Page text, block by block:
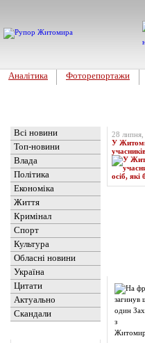
Аналітика Фоторепортажи
Всі новини
Топ-новини
Влада
Політика
Економіка
Життя
Кримінал
Спорт
Культура
Обласні новини
Україна
Цитати
Актуально
Скандали
28
У